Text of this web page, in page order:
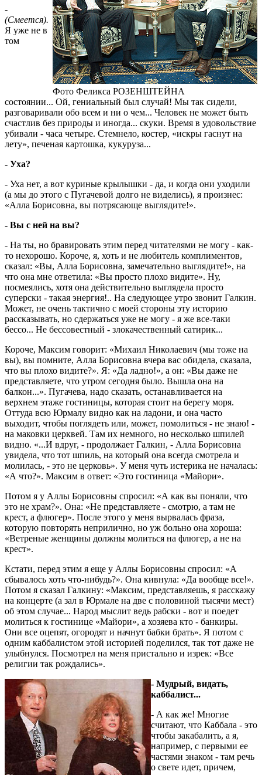
Фото Феликса РОЗЕНШТЕЙНА
-
(Смеется).
Я уже не в
том
состоянии... Ой, гениальный был случай! Мы так сидели,
разговаривали обо всем и ни о чем... Человек не может быть
счастлив без природы и иногда... скуки. Время в удовольствие
убивали - часа четыре. Стемнело, костер, «искры гаснут на
лету», печеная картошка, кукуруза...
- Уха?
- Уха нет, а вот куриные крылышки - да, и когда они уходили
(а мы до этого с Пугачевой долго не виделись), я произнес:
«Алла Борисовна, вы потрясающе выглядите!».
- Вы с ней на вы?
- На ты, но бравировать этим перед читателями не могу - как-
то нехорошо. Короче, я, хоть и не любитель комплиментов,
сказал: «Вы, Алла Борисовна, замечательно выглядите!», на
что она мне ответила: «Вы просто плохо видите». Ну,
посмеялись, хотя она действительно выглядела просто
суперски - такая энергия!.. На следующее утро звонит Галкин.
Может, не очень тактично с моей стороны эту историю
рассказывать, но сдержаться уже не могу - я же все-таки
бессо... Не бессовестный - злокачественный сатирик...
Короче, Максим говорит: «Михаил Николаевич (мы тоже на
вы), вы помните, Алла Борисовна вчера вас обидела, сказала,
что вы плохо видите?». Я: «Да ладно!», а он: «Вы даже не
представляете, что утром сегодня было. Вышла она на
балкон...». Пугачева, надо сказать, останавливается на
верхнем этаже гостиницы, которая стоит на берегу моря.
Оттуда всю Юрмалу видно как на ладони, и она часто
выходит, чтобы поглядеть или, может, помолиться - не знаю! -
на маковки церквей. Там их немного, но несколько шпилей
видно. «...И вдруг, - продолжает Галкин, - Алла Борисовна
увидела, что тот шпиль, на который она всегда смотрела и
молилась, - это не церковь». У меня чуть истерика не началась:
«А что?». Максим в ответ: «Это гостиница «Майори».
Потом я у Аллы Борисовны спросил: «А как вы поняли, что
это не храм?». Она: «Не представляете - смотрю, а там не
крест, а флюгер». После этого у меня вырвалась фраза,
которую повторять неприлично, но уж больно она хороша:
«Ветреные женщины должны молиться на флюгер, а не на
крест».
Кстати, перед этим я еще у Аллы Борисовны спросил: «А
сбывалось хоть что-нибудь?». Она кивнула: «Да вообще все!».
Потом я сказал Галкину: «Максим, представляешь, я расскажу
на концерте (а зал в Юрмале на две с половиной тысячи мест)
об этом случае... Народ мыслит ведь рабски - вот и поедет
молиться к гостинице «Майори», а хозяева кто - банкиры.
Они все оцепят, огородят и начнут бабки брать». Я потом с
одним каббалистом этой историей поделился, так тот даже не
улыбнулся. Посмотрел на меня пристально и изрек: «Все
религии так рождались».
- Мудрый, видать,
каббалист...
- А как же! Многие
считают, что Каббала - это
чтобы закабалить, а я,
например, с первыми ее
частями знаком - там речь
о свете идет, причем,